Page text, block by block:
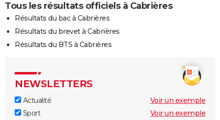
Tous les résultats officiels à Cabrières
Résultats du bac à Cabrières
Résultats du brevet à Cabrières
Résultats du BTS à Cabrières
NEWSLETTERS
Actualité
Voir un exemple
Sport
Voir un exemple